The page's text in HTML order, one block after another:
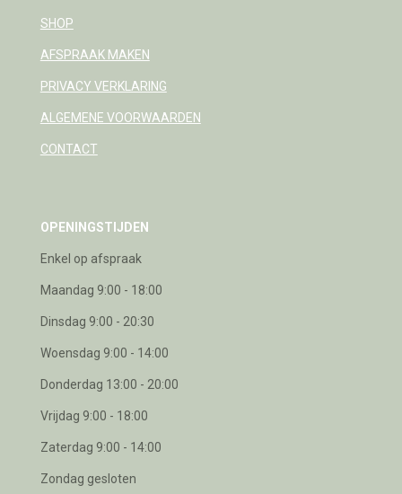
SHOP
AFSPRAAK MAKEN
PRIVACY VERKLARING
ALGEMENE VOORWAARDEN
CONTACT
OPENINGSTIJDEN
Enkel op afspraak
Maandag 9:00 - 18:00
Dinsdag 9:00 - 20:30
Woensdag 9:00 - 14:00
Donderdag 13:00 - 20:00
Vrijdag 9:00 - 18:00
Zaterdag 9:00 - 14:00
Zondag gesloten